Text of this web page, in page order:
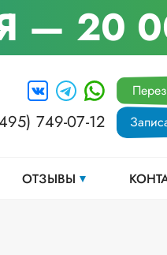
— 20
749-07-12
ОТЗЫВЫ